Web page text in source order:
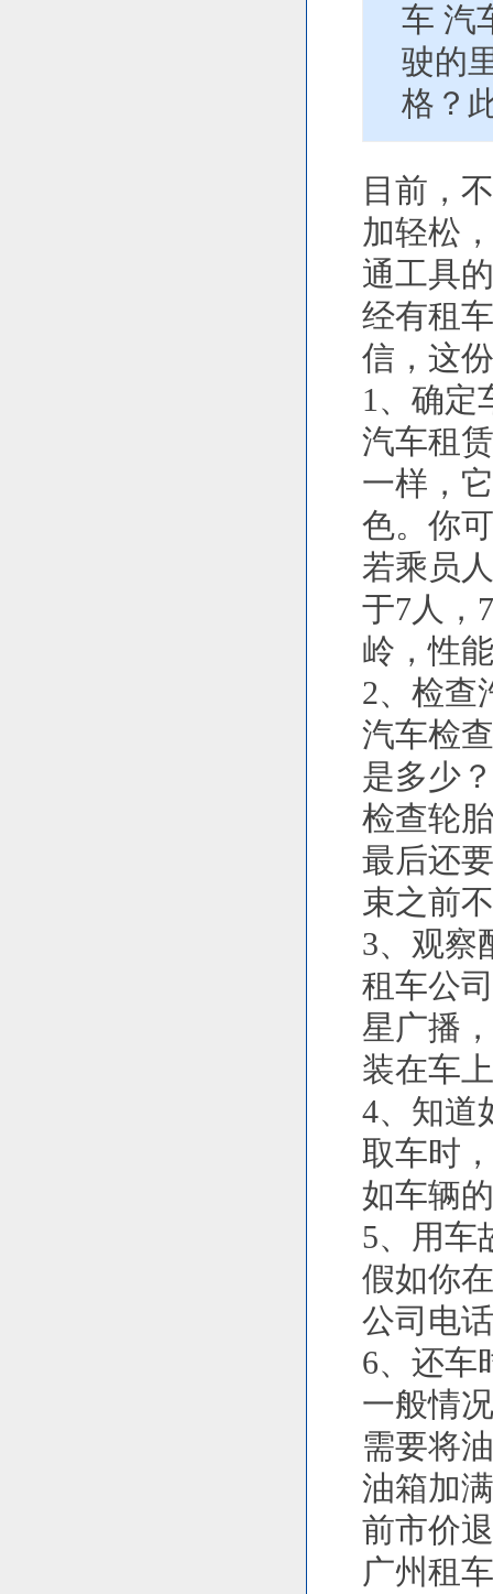
车 汽
驶的
格？
目前，
加轻松
通工具
经有租
信，这
1、确定
汽车租
一样，
色。你
若乘员
于7人，
岭，性
2、检查
汽车检
是多少
检查轮
最后还
束之前
3、观察
租车公
星广播
装在车
4、知道
取车时
如车辆
5、用车
假如你
公司电
6、还车
一般情
需要将
油箱加
前市价
广州租